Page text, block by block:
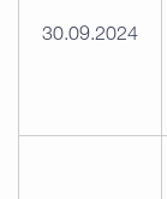
30.09.2024